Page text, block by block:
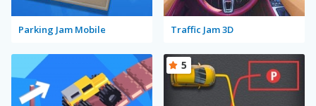
Parking Jam Mobile Traffic Jam 3D
5